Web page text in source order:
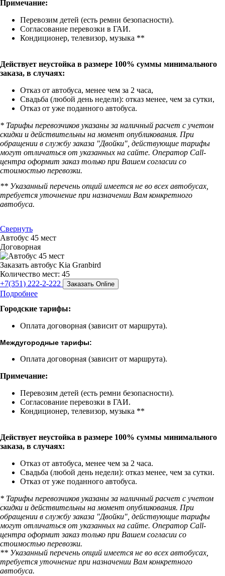
Примечание:
Перевозим детей (есть ремни безопасности).
Согласование перевозки в ГАИ.
Кондиционер, телевизор, музыка **
Действует неустойка в размере 100% суммы минимального
заказа, в случаях:
Отказ от автобуса, менее чем за 2 часа,
Свадьба (любой день недели): отказ менее, чем за сутки,
Отказ от уже поданного автобуса.
* Тарифы перевозчиков указаны за наличный расчет с учетом
скидки и действительны на момент опубликования. При
обращении в службу заказа "Двойки", действующие тарифы
могут отличаться от указанных на сайте. Оператор Call-
центра оформит заказ только при Вашем согласии со
стоимостью перевозки.
** Указанный перечень опций имеется не во всех автобусах,
требуется уточнение при назначении Вам конкретного
автобуса.
Свернуть
Автобус 45 мест
Договорная
Заказать автобус Kia Granbird
Количество мест: 45
+7(351) 222-2-222
Заказать Online
Подробнее
Городские тарифы:
Оплата договорная (зависит от маршрута).
Междугородные тарифы:
Оплата договорная (зависит от маршрута).
Примечание:
Перевозим детей (есть ремни безопасности).
Согласование перевозки в ГАИ.
Кондиционер, телевизор, музыка **
Действует неустойка в размере 100% суммы минимального
заказа, в случаях:
Отказ от автобуса, менее чем за 2 часа.
Свадьба (любой день недели): отказ менее, чем за сутки.
Отказ от уже поданного автобуса.
* Тарифы перевозчиков указаны за наличный расчет с учетом
скидки и действительны на момент опубликования. При
обращении в службу заказа "Двойки", действующие тарифы
могут отличаться от указанных на сайте. Оператор Call-
центра оформит заказ только при Вашем согласии со
стоимостью перевозки.
** Указанный перечень опций имеется не во всех автобусах,
требуется уточнение при назначении Вам конкретного
автобуса.